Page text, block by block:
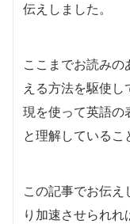
伝えしました。
ここまでお読み
える方法を駆使
現を使って英語の
と理解しているこ
この記事でお伝え
り加速させられれ